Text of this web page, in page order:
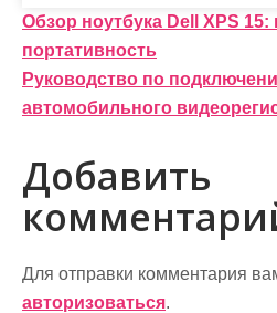
Н
а
в
и
г
а
ц
Обзор ноутбука Dell XPS
портативность
Руководство по
автомобильного
Добавить
Для отправки комментария
авторизоваться.